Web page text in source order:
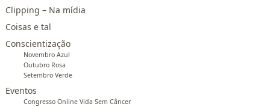
Clipping – Na mídia
Coisas e tal
Conscientização
Novembro Azul
Outubro Rosa
Setembro Verde
Eventos
Congresso Online Vida Sem Câncer